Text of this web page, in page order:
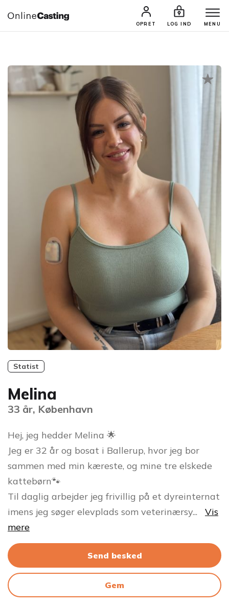
OPRET LOG IND MENU
CASTINGS & JOBS SØG PROFIL
Statist
Melina
33 år, København
Hej, jeg hedder Melina 🌟
Jeg er 32 år og bosat i Ballerup, hvor jeg bor
sammen med min kæreste, og mine tre elskede
kattebørn🐾
Til daglig arbejder jeg frivillig på et dyreinternat
imens jeg søger elevplads som veterinærsy...
Vis
mere
Send besked
Gem